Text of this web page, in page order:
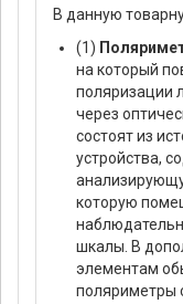
В данную
(1)
на который
поляризации
через
состоят из
устройства,
которую
шкалы. В
элементам
поляриметры